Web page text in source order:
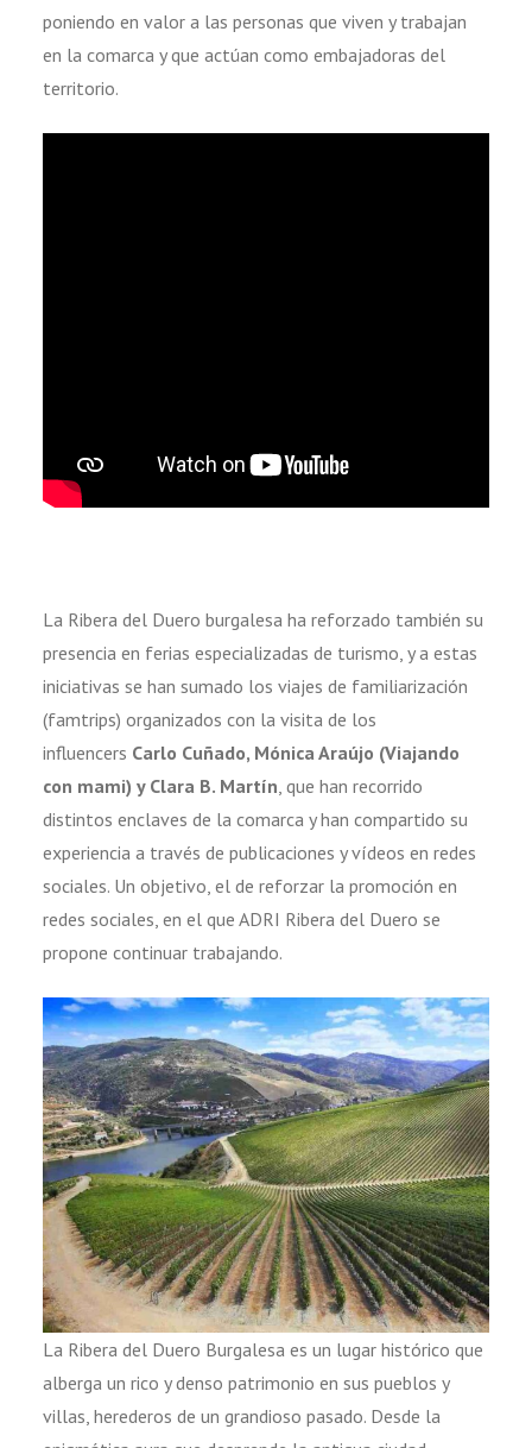
poniendo en valor a las personas que viven y trabajan
en la comarca y que actúan como embajadoras del
territorio.
La Ribera del Duero burgalesa ha reforzado también su
presencia en ferias especializadas de turismo, y a estas
iniciativas se han sumado los viajes de familiarización
(famtrips) organizados con la visita de los
influencers Carlo Cuñado, Mónica Araújo (Viajando
con mami) y Clara B. Martín , que han recorrido
distintos enclaves de la comarca y han compartido su
experiencia a través de publicaciones y vídeos en redes
sociales. Un objetivo, el de reforzar la promoción en
redes sociales, en el que ADRI Ribera del Duero se
propone continuar trabajando.
La Ribera del Duero Burgalesa es un lugar histórico que
alberga un rico y denso patrimonio en sus pueblos y
villas, herederos de un grandioso pasado. Desde la